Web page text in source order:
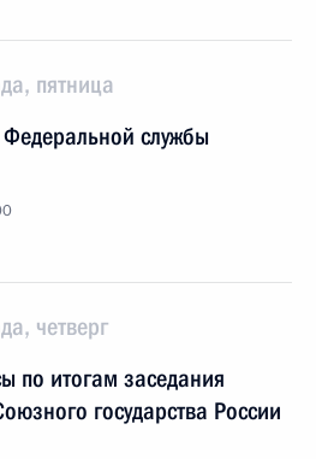
пятница
службы
четверг
по итогам заседания
государства России